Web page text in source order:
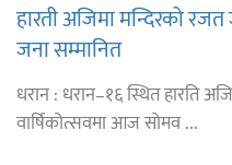
हारती अजिमा मन्दिरको
जना सम्मानित
धरान : धरान–१६ स्थित हारति
वार्षिकोत्सवमा आज सोमव ...